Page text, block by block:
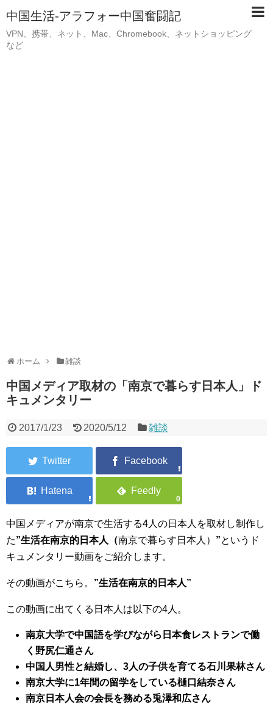
中国生活-アラフォー中国奮闘記
VPN、携帯、ネット、Mac、Chromebook、ネットショッピング
など
ホーム 雑談
中国メディア取材の「南京で暮らす日本人」ド
キュメンタリー
2017/1/23 2020/5/12 雑談
0
中国メディアが南京で生活する4人の日本人を取材し制作し
た”生活在南京的日本人（南京で暮らす日本人） ”というド
キュメンタリー動画をご紹介します。
その動画がこちら。 ”生活在南京的日本人”
この動画に出てくる日本人は以下の4人。
南京大学で中国語を学びながら日本食レストランで働
く野尻仁通さん
中国人男性と結婚し、3人の子供を育てる石川果林さん
南京大学に1年間の留学をしている樋口結奈さん
南京日本人会の会長を務める兎澤和広さん